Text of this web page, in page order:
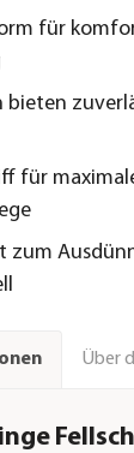
für
bieten
für
zum
Über